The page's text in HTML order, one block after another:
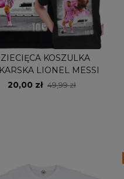
KOSZULKA
LIONEL MESSI
20,00 zł 49,99 zł